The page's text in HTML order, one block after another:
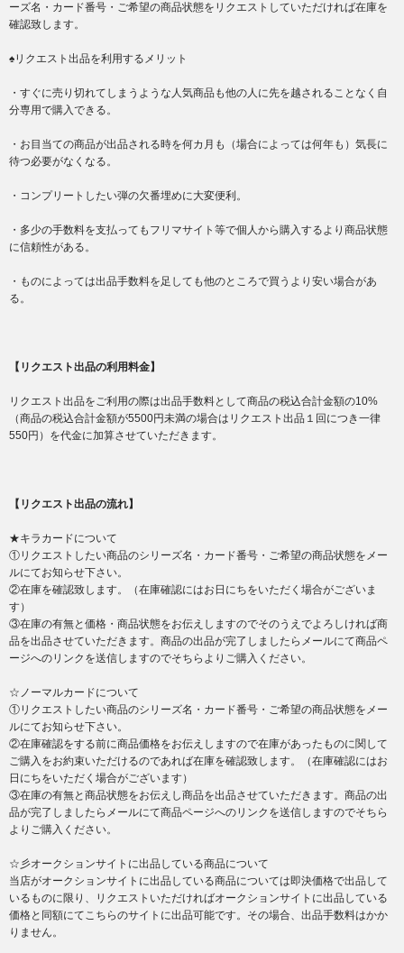
ーズ名・カード番号・ご希望の商品状態をリクエストしていただければ在庫を
確認致します。
♠リクエスト出品を利用するメリット
・すぐに売り切れてしまうような人気商品も他の人に先を越されることなく自
分専用で購入できる。
・お目当ての商品が出品される時を何カ月も（場合によっては何年も）気長に
待つ必要がなくなる。
・コンプリートしたい弾の欠番埋めに大変便利。
・多少の手数料を支払ってもフリマサイト等で個人から購入するより商品状態
に信頼性がある。
・ものによっては出品手数料を足しても他のところで買うより安い場合があ
る。
【リクエスト出品の利用料金】
リクエスト出品をご利用の際は出品手数料として商品の税込合計金額の10%
（商品の税込合計金額が5500円未満の場合はリクエスト出品１回につき一律
550円）を代金に加算させていただきます。
【リクエスト出品の流れ】
★キラカードについて
①リクエストしたい商品のシリーズ名・カード番号・ご希望の商品状態をメー
ルにてお知らせ下さい。
②在庫を確認致します。（在庫確認にはお日にちをいただく場合がございま
す）
③在庫の有無と価格・商品状態をお伝えしますのでそのうえでよろしければ商
品を出品させていただきます。商品の出品が完了しましたらメールにて商品ペ
ージへのリンクを送信しますのでそちらよりご購入ください。
☆ノーマルカードについて
①リクエストしたい商品のシリーズ名・カード番号・ご希望の商品状態をメー
ルにてお知らせ下さい。
②在庫確認をする前に商品価格をお伝えしますので在庫があったものに関して
ご購入をお約束いただけるのであれば在庫を確認致します。（在庫確認にはお
日にちをいただく場合がございます）
③在庫の有無と商品状態をお伝えし商品を出品させていただきます。商品の出
品が完了しましたらメールにて商品ページへのリンクを送信しますのでそちら
よりご購入ください。
☆彡オークションサイトに出品している商品について
当店がオークションサイトに出品している商品については即決価格で出品して
いるものに限り、リクエストいただければオークションサイトに出品している
価格と同額にてこちらのサイトに出品可能です。その場合、出品手数料はかか
りません。